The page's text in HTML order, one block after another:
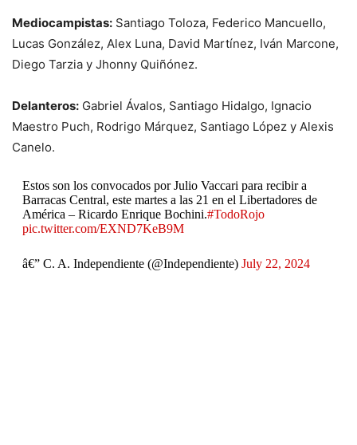
Mediocampistas: Santiago Toloza, Federico Mancuello,
Lucas González, Alex Luna, David Martínez, Iván Marcone,
Diego Tarzia y Jhonny Quiñónez.
Delanteros: Gabriel Ávalos, Santiago Hidalgo, Ignacio
Maestro Puch, Rodrigo Márquez, Santiago López y Alexis
Canelo.
Estos son los convocados por Julio Vaccari para recibir a
Barracas Central, este martes a las 21 en el Libertadores de
América – Ricardo Enrique Bochini.#TodoRojo
pic.twitter.com/EXND7KeB9M
â€” C. A. Independiente (@Independiente) July 22, 2024